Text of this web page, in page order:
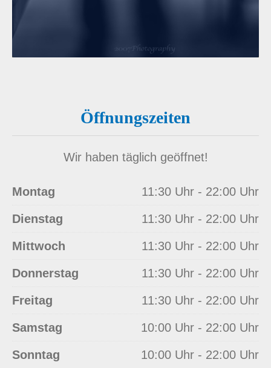
Öffnungszeiten
Wir haben täglich geöffnet!
Montag 11:30 Uhr - 22:00 Uhr
Dienstag 11:30 Uhr - 22:00 Uhr
Mittwoch 11:30 Uhr - 22:00 Uhr
Donnerstag 11:30 Uhr - 22:00 Uhr
Freitag 11:30 Uhr - 22:00 Uhr
Samstag 10:00 Uhr - 22:00 Uhr
Sonntag 10:00 Uhr - 22:00 Uhr